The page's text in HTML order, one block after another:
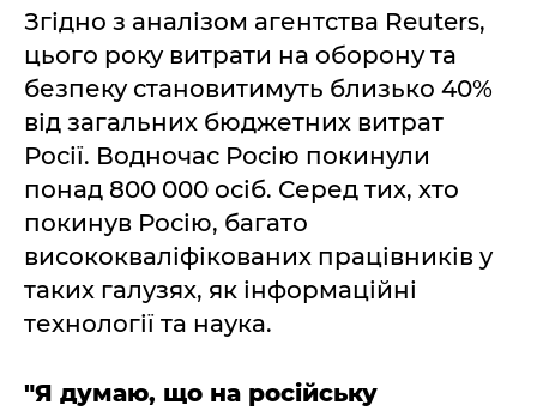
Згідно з аналізом агентства Reuters,
цього року витрати на оборону та
безпеку становитимуть близько 40%
від загальних бюджетних витрат
Росії. Водночас Росію покинули
понад 800 000 осіб. Серед тих, хто
покинув Росію, багато
висококваліфікованих працівників у
таких галузях, як інформаційні
технології та наука.
"Я думаю, що на російську